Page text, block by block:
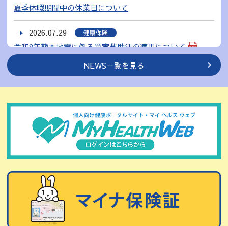
夏季休暇期間中の休業日について
2026.07.29 健康保険
令和8年熊本地震に係る災害救助法の適用について
MY HEALTH WEBの初回登録方法
健康保険
令和8年7月滋賀県甲賀市の土砂崩れに係る災害救助法の適
用について
【セルフメディケーションのすすめ】「知らないうちに、
同じようなお薬を飲んでいませんか？」を掲載しました。
NEWS一覧を見る